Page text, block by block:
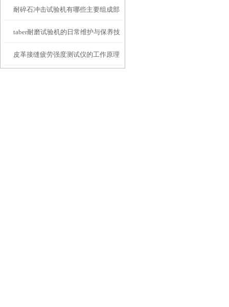
解析
耐碎石冲击试验机有哪些主要组成部
分？
taber耐磨试验机的日常维护与保养技
巧
皮革接缝疲劳强度测试仪的工作原理